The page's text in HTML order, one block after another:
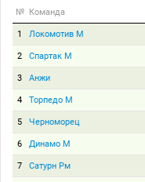
№ Команда
1 Локомотив М
2 Спартак М
3 Анжи
4 Торпедо М
5 Черноморец
6 Динамо М
7 Сатурн Рм